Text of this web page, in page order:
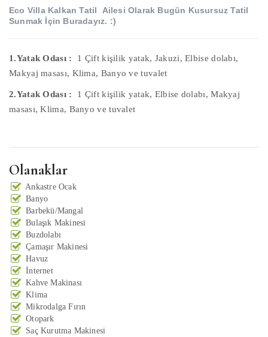
Eco Villa Kalkan Tatil Ailesi Olarak Bugün Kusursuz Tatil
Sunmak İçin Buradayız. :)
1.Yatak Odası : 1 Çift kişilik yatak, Jakuzi, Elbise dolabı,
Makyaj masası, Klima, Banyo ve tuvalet
2.Yatak Odası : 1 Çift kişilik yatak, Elbise dolabı, Makyaj
masası, Klima, Banyo ve tuvalet
Olanaklar
Ankastre Ocak
Banyo
Barbekü/Mangal
Bulaşık Makinesi
Buzdolabı
Çamaşır Makinesi
Havuz
İnternet
Kahve Makinası
Klima
Mikrodalga Fırın
Otopark
Saç Kurutma Makinesi